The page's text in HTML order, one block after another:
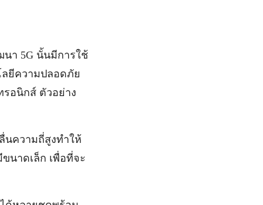
นา 5G นั้นมีการใช้
ลยีความปลอดภัย
อนิกส์ ตัวอย่าง
ความถี่สูงทำให้
นาดเล็ก เพื่อที่จะ